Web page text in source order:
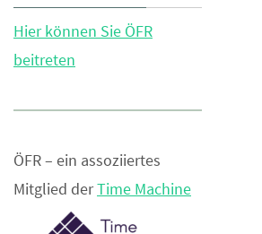
Hier können Sie ÖFR
beitreten
ÖFR – ein assoziiertes
Mitglied derTime Machine